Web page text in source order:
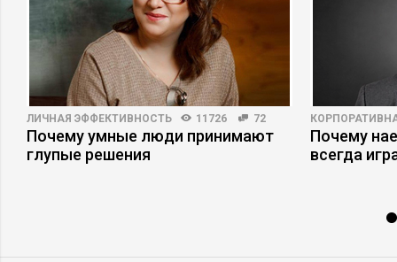
ЛИЧНАЯ ЭФФЕКТИВНОСТЬ 11726 72
Почему умные люди принимают
глупые решения
Почему
всегда